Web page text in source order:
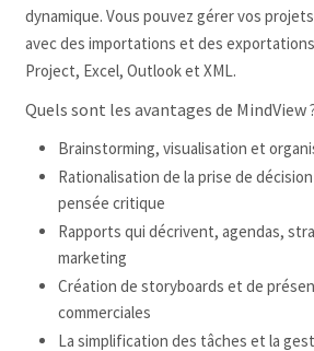
dynamique. Vous pouvez gérer vos
avec des importations et des
Project, Excel, Outlook et XML.
Quels sont les avantages de MindView
Brainstorming, visualisation et
Rationalisation de la prise de
pensée critique
Rapports qui décrivent, agendas,
marketing
Création de storyboards et de
commerciales
La simplification des tâches et la